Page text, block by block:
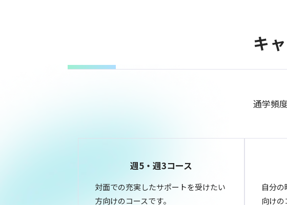
キ
通学頻
週5・週3コース
対面での充実したサポートを受けたい
方向けのコースです。
自分
向けの